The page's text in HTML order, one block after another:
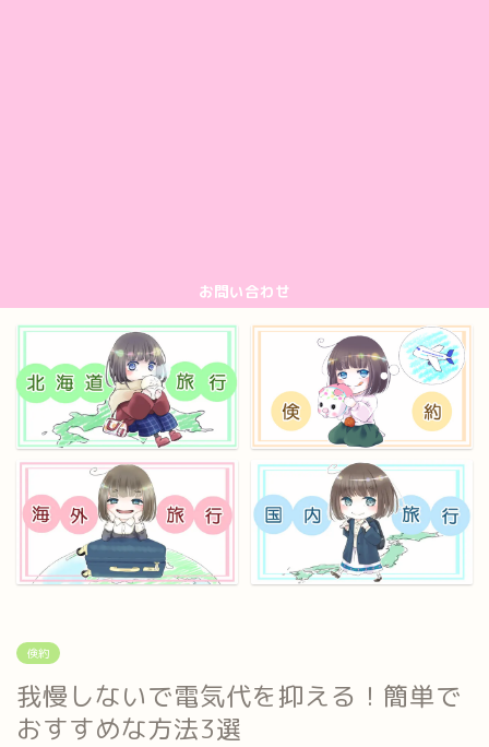
お問い合わせ
倹約
我慢しないで電気代を抑える！簡単で
おすすめな方法3選